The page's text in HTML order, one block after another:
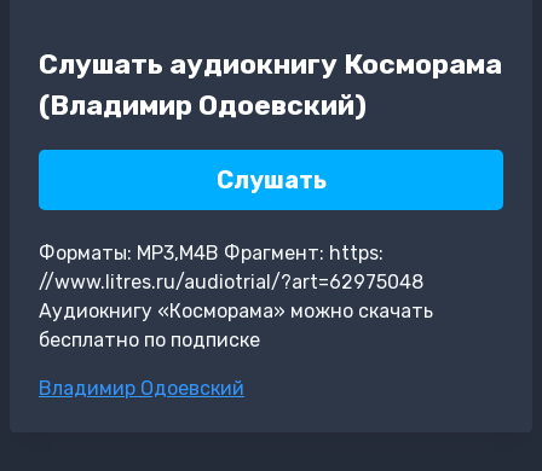
Слушать аудиокнигу Косморама
(Владимир Одоевский)
Слушать
Форматы: MP3,M4B Фрагмент: https:
//www.litres.ru/audiotrial/?art=62975048
Аудиокнигу «Косморама» можно скачать
бесплатно по подписке
Метки
Владимир Одоевский